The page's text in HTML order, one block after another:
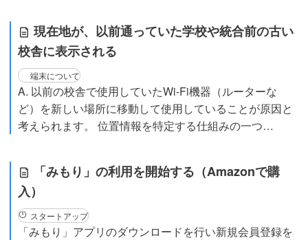
現在地が、以前通っていた学校や統合前の古い
校舎に表示される
端末について
A. 以前の校舎で使用していたWi-Fi機器（ルーターな
ど）を新しい場所に移動して使用していることが原因と
考えられます。 位置情報を特定する仕組みの一つ…
「みもり」の利用を開始する（Amazonで購
入）
スタートアップ
「みもり」アプリのダウンロードを行い新規会員登録を